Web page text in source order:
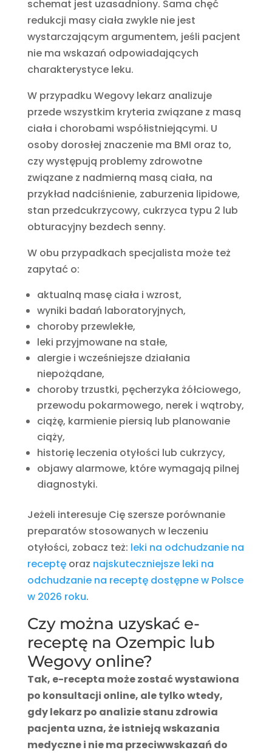
schemat jest uzasadniony. Sama chęć
redukcji masy ciała zwykle nie jest
wystarczającym argumentem, jeśli pacjent
nie ma wskazań odpowiadających
charakterystyce leku.
W przypadku Wegovy lekarz analizuje
przede wszystkim kryteria związane z masą
ciała i chorobami współistniejącymi. U
osoby dorosłej znaczenie ma BMI oraz to,
czy występują problemy zdrowotne
związane z nadmierną masą ciała, na
przykład nadciśnienie, zaburzenia lipidowe,
stan przedcukrzycowy, cukrzyca typu 2 lub
obturacyjny bezdech senny.
W obu przypadkach specjalista może też
zapytać o:
aktualną masę ciała i wzrost,
wyniki badań laboratoryjnych,
choroby przewlekłe,
leki przyjmowane na stałe,
alergie i wcześniejsze działania
niepożądane,
choroby trzustki, pęcherzyka żółciowego,
przewodu pokarmowego, nerek i wątroby,
ciążę, karmienie piersią lub planowanie
ciąży,
historię leczenia otyłości lub cukrzycy,
objawy alarmowe, które wymagają pilnej
diagnostyki.
Jeżeli interesuje Cię szersze porównanie
preparatów stosowanych w leczeniu
otyłości, zobacz też: leki na odchudzanie na
receptęoraz najskuteczniejsze leki na
odchudzanie na receptę dostępne w Polsce
w 2026 roku.
Czy można uzyskać e-
receptę na Ozempic lub
Wegovy online?
Tak, e-recepta może zostać wystawiona
po konsultacji online, ale tylko wtedy,
gdy lekarz po analizie stanu zdrowia
pacjenta uzna, że istnieją wskazania
medyczne i nie ma przeciwwskazań do